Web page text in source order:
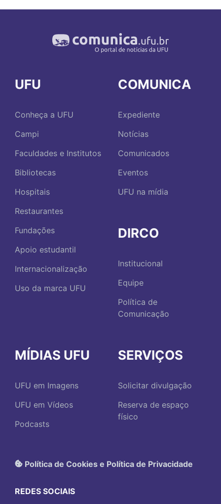
UFU
Conheça a UFU
Campi
Faculdades e Institutos
Bibliotecas
Hospitais
Restaurantes
Fundações
Apoio estudantil
Internacionalização
Uso da marca UFU
COMUNICA
Expediente
Notícias
Comunicados
Eventos
UFU na mídia
DIRCO
Institucional
Equipe
Política de
Comunicação
MÍDIAS UFU
UFU em Imagens
UFU em Vídeos
Podcasts
SERVIÇOS
Solicitar divulgação
Reserva de espaço
físico
Política de Cookies e Política de Privacidade
REDES SOCIAIS